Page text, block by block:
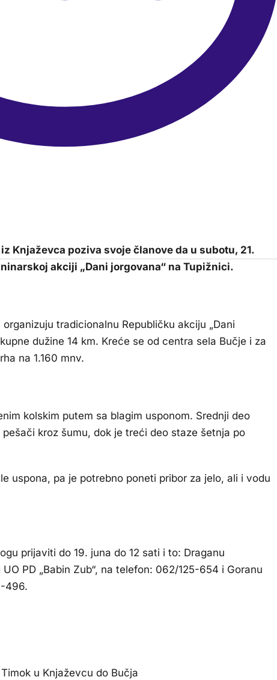
Knjaževca poziva svoje članove da u subotu, 21.
akciji „Dani jorgovana“ na Tupižnici.
tradicionalnu Republičku akciju „Dani
dužine 14 km. Kreće se od centra sela Bučje i za
na 1.160 mnv.
kolskim putem sa blagim usponom. Srednji deo
kroz šumu, dok je treći deo staze šetnja po
uspona, pa je potrebno poneti pribor za jelo, ali i vodu
prijaviti do 19. juna do 12 sati i to: Draganu
PD „Babin Zub“, na telefon: 062/125-654 i Goranu
496.
u Knjaževcu do Bučja